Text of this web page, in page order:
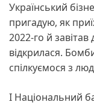
Український
пригадую, як
2022-го й завітав
відкрилася.
спілкуємося з
І Національний